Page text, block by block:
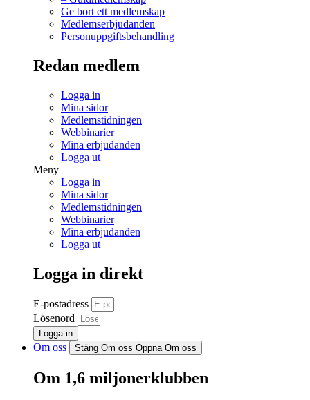
Ge bort ett medlemskap
Medlemserbjudanden
Personuppgiftsbehandling
Redan medlem
Logga in
Mina sidor
Medlemstidningen
Webbinarier
Mina erbjudanden
Logga ut
Meny
Logga in
Mina sidor
Medlemstidningen
Webbinarier
Mina erbjudanden
Logga ut
Logga in direkt
E-postadress
Lösenord
Logga in
Om oss Stäng Om oss Öppna Om oss
Om 1,6 miljonerklubben